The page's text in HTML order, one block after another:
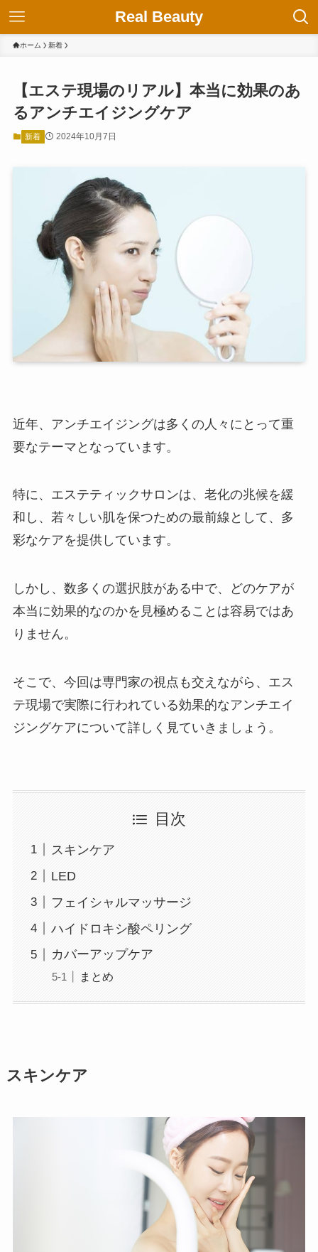
Real Beauty
ホーム 新着
【エステ現場のリアル】本当に効果のあ
るアンチエイジングケア
新着 2024年10月7日
近年、アンチエイジングは多くの人々にとって重
要なテーマとなっています。
特に、エステティックサロンは、老化の兆候を緩
和し、若々しい肌を保つための最前線として、多
彩なケアを提供しています。
しかし、数多くの選択肢がある中で、どのケアが
本当に効果的なのかを見極めることは容易ではあ
りません。
そこで、今回は専門家の視点も交えながら、エス
テ現場で実際に行われている効果的なアンチエイ
ジングケアについて詳しく見ていきましょう。
目次
スキンケア
LED
フェイシャルマッサージ
ハイドロキシ酸ペリング
カバーアップケア
まとめ
スキンケア